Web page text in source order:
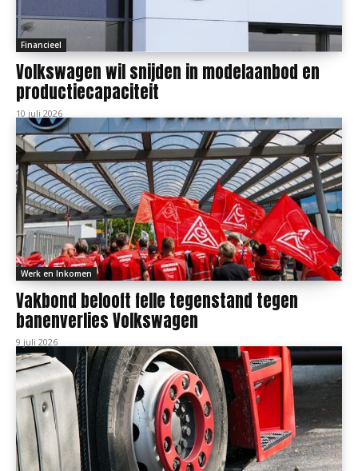
Financieel
Volkswagen wil snijden in modelaanbod en
productiecapaciteit
10 juli 2026
Werk en Inkomen
Vakbond belooft felle tegenstand tegen
banenverlies Volkswagen
9 juli 2026